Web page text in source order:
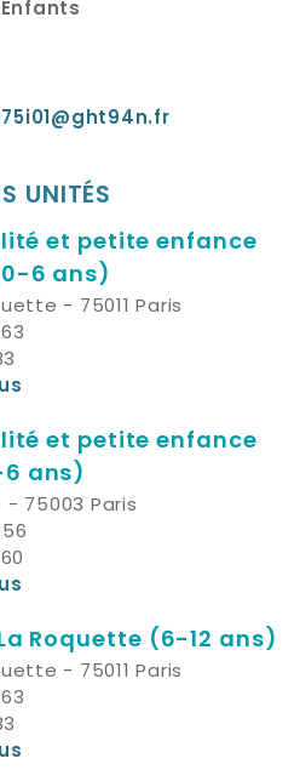
UNITÉS
et petite enfance
6 ans)
- 75011 Paris
et petite enfance
ans)
- 75003 Paris
Roquette (6-12 ans)
- 75011 Paris